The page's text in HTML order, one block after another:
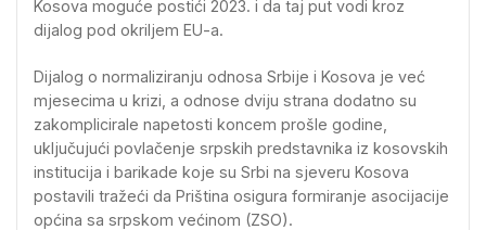
Kosova moguće postići 2023. i da taj put vodi kroz
dijalog pod okriljem EU-a.
Dijalog o normaliziranju odnosa Srbije i Kosova je već
mjesecima u krizi, a odnose dviju strana dodatno su
zakomplicirale napetosti koncem prošle godine,
uključujući povlačenje srpskih predstavnika iz kosovskih
institucija i barikade koje su Srbi na sjeveru Kosova
postavili tražeći da Priština osigura formiranje asocijacije
općina sa srpskom većinom (ZSO).